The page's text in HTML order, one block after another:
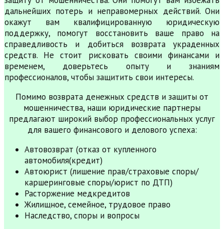
дальнейших потерь и неправомерных действий. Они
окажут вам квалифицированную юридическую
поддержку, помогут восстановить ваше право на
справедливость и добиться возврата украденных
средств. Не стоит рисковать своими финансами и
временем, доверьтесь опыту и знаниям
профессионалов, чтобы защитить свои интересы.
Помимо возврата денежных средств и защиты от
мошенничества, наши юридические партнеры
предлагают широкий выбор профессиональных услуг
для вашего финансового и делового успеха:
Автовозврат (отказ от купленного
автомобиля(кредит)
Автоюрист (лишение прав/страховые споры/
каршеринговые споры/юрист по ДТП)
Расторжение медкредитов
Жилищное, семейное, трудовое право
Наследство, споры и вопросы